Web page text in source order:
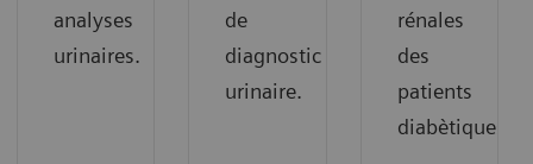
analyses
urinaires.
de
diagnostic
urinaire.
rénales
des
patients
diabètiques.